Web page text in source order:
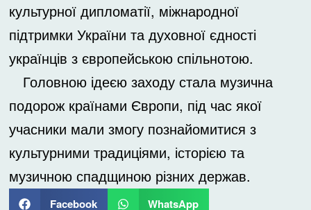
культурної дипломатії, міжнародної
підтримки України та духовної єдності
українців з європейською спільнотою.
Головною ідеєю заходу стала музична
подорож країнами Європи, під час якої
учасники мали змогу познайомитися з
культурними традиціями, історією та
музичною спадщиною різних держав.
Facebook WhatsApp